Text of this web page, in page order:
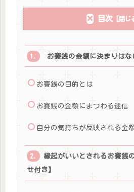
目次
お賽銭の金額に決まりは
お賽銭の目的とは
お賽銭の金額にまつわる迷信
自分の気持ちが反映される金
縁起がいいとされるお賽銭
せ付き】